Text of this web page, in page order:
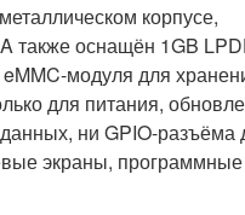
корпусе,
также оснащён 1GB
модуля для
для питания,
ни GPIO-разъёма
экраны, программные